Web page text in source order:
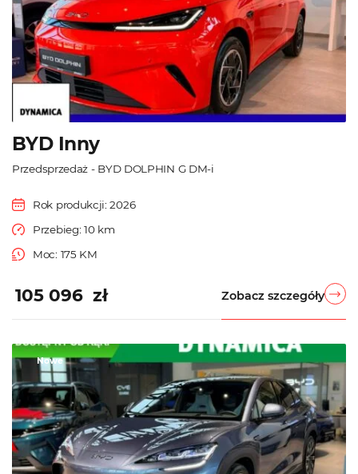
BYD Inny
Przedsprzedaż - BYD DOLPHIN G DM-i
Rok produkcji: 2026
Przebieg: 10 km
Moc: 175 KM
105 096 zł Zobacz szczegóły
Nowe